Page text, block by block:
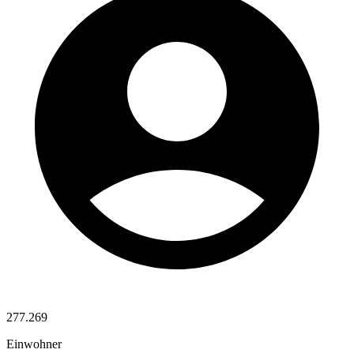
277.269
Einwohner